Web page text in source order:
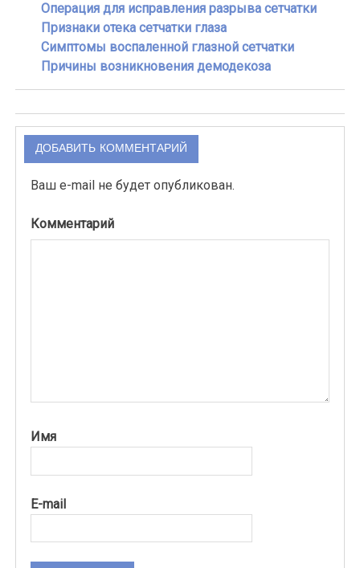
Операция для исправления разрыва сетчатки
Признаки отека сетчатки глаза
Симптомы воспаленной глазной сетчатки
Причины возникновения демодекоза
ДОБАВИТЬ КОММЕНТАРИЙ
Ваш e-mail не будет опубликован.
Комментарий
Имя
E-mail